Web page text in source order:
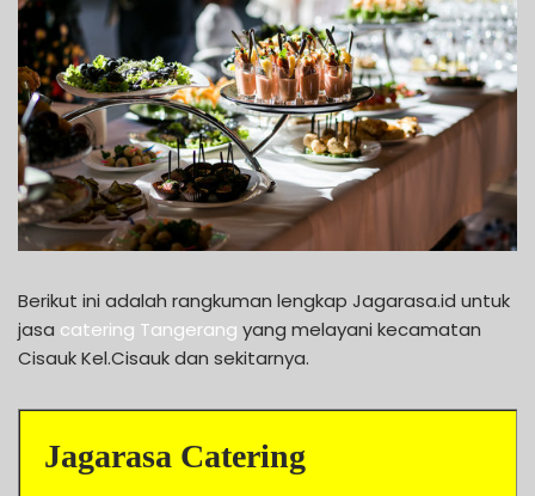
Berikut ini adalah rangkuman lengkap Jagarasa.id untuk
jasa catering Tangerang yang melayani kecamatan
Cisauk Kel.Cisauk dan sekitarnya.
Jagarasa Catering